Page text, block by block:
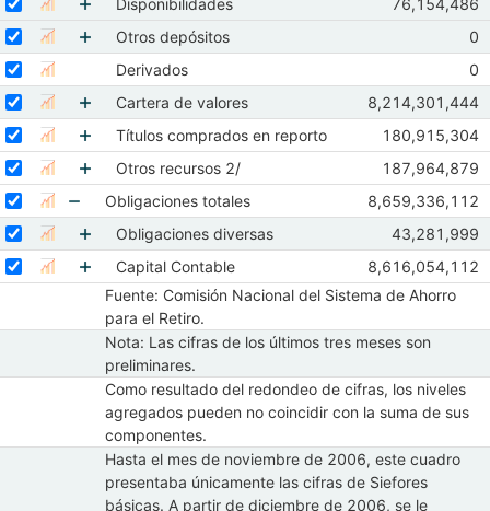
Seleccione sus series
Mostrar elementos de Disponibilidades
Disponibilidades Abr 2026
76,154,486
Seleccione sus series
Seleccionar serie Otros depósitos
Mostrar elementos de Otros depósitos
Otros depósitos 0
Seleccione sus series
Seleccionar serie Derivados
Derivados 0
Seleccione sus series
Seleccionar serie Cartera de valoresMostrar gráfica de la serie Cartera de valores
Mostrar elementos de Cartera de valores
Cartera de valores Observaciones
Abr 2026May
8,214,301,444
Seleccione sus series
Seleccionar serie Títulos comprados en reportoMostrar gráfica de la serie Títulos comprados en reporto
Mostrar elementos de Títulos comprados en
Títulos comprados en reporto Abr 2026
180,915,304
Seleccione sus series
Seleccionar serie Otros recursos 2/Mostrar gráfica de la serie Otros recursos 2/
Mostrar elementos de Otros recursos 2/
Otros recursos 2/ Abr 2026
187,964,879
Seleccione sus series
Seleccionar serie Obligaciones totalesMostrar gráfica de la serie Obligaciones totales
Mostrar elementos de Obligaciones totales
Obligaciones totales Observaciones
Abr 2026May
8,659,336,112
Seleccione sus series
Seleccionar serie Obligaciones diversasMostrar gráfica de la serie Obligaciones diversas
Mostrar elementos de Obligaciones diversas
Obligaciones diversas Abr 2026
43,281,999
Seleccione sus series
Seleccionar serie Capital Contable
Mostrar elementos de Capital Contable
Capital Contable Observaciones
Abr 2026May
8,616,054,112
Fuente: Comisión Nacional del Sistema de Ahorro
para el Retiro.
Nota: Las cifras de los últimos tres meses son
preliminares.
Como resultado del redondeo de cifras, los niveles
agregados pueden no coincidir con la suma de sus
componentes.
Hasta el mes de noviembre de 2006, este cuadro
presentaba únicamente las cifras de Siefores
básicas. A partir de diciembre de 2006, se le